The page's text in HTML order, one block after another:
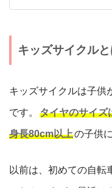
キッズサイクル
キッズサイクルは子供
です。 タイヤのサイズ
身長80cm以上の子供
以前は、初めての自転